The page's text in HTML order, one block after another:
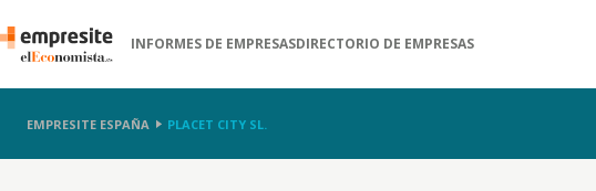
INFORMES DE EMPRESASDIRECTORIO DE EMPRESAS
EMPRESITE ESPAÑA PLACET CITY SL.